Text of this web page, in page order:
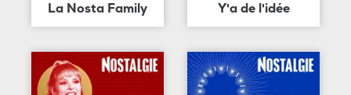
La Nosta Family Y'a de l'idée